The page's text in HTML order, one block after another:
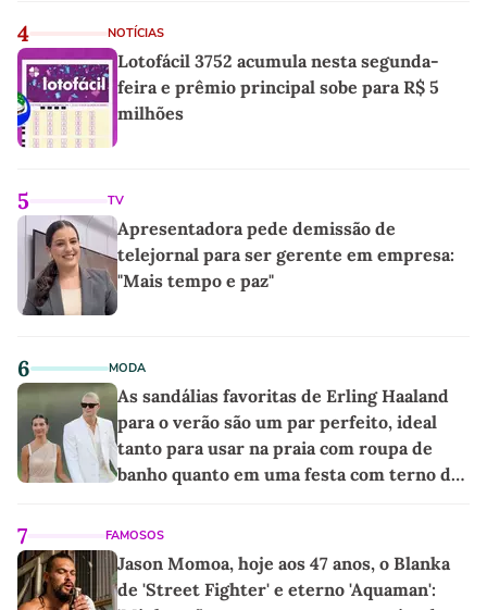
4 NOTÍCIAS
Lotofácil 3752 acumula nesta segunda-
feira e prêmio principal sobe para R$ 5
milhões
5 TV
Apresentadora pede demissão de
telejornal para ser gerente em empresa:
"Mais tempo e paz"
6 MODA
As sandálias favoritas de Erling Haaland
para o verão são um par perfeito, ideal
tanto para usar na praia com roupa de
banho quanto em uma festa com terno de
7 FAMOSOS
Jason Momoa, hoje aos 47 anos, o Blanka
de 'Street Fighter' e eterno 'Aquaman':